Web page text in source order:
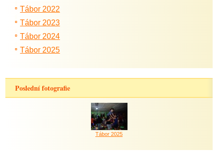
Tábor 2022
Tábor 2023
Tábor 2024
Tábor 2025
Poslední fotografie
Tábor 2025